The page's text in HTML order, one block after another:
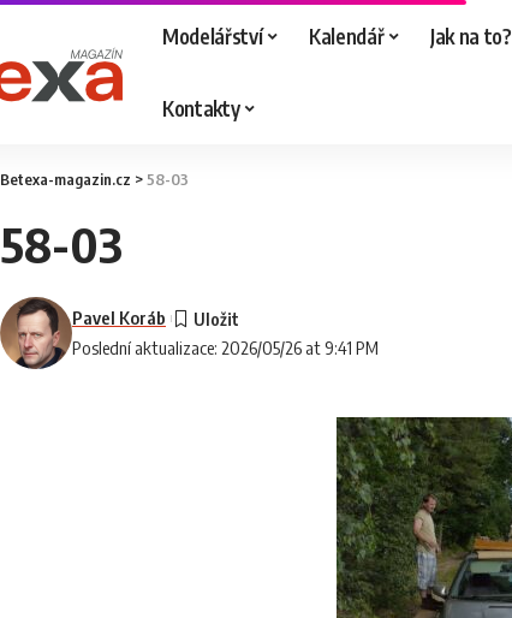
Modelářství Kalendář Jak na to?
Kontakty
Betexa-magazin.cz > 58-03
58-03
Poslední aktualizace: 2026/05/26 at 9:41 PM
Pavel Koráb